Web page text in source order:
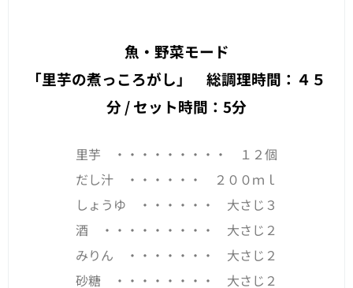
魚・野菜モード
「里芋の煮っころがし」 総調理時間：４５
分 / セット時間：5分
里芋 ・・・・・・・・・ １２個
だし汁 ・・・・・・ ２００ｍｌ
しょうゆ ・・・・・・ 大さじ３
酒 ・・・・・・・・・ 大さじ２
みりん ・・・・・・・ 大さじ２
砂糖 ・・・・・・・・ 大さじ２